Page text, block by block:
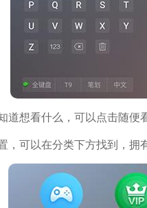
道想看什么，可以点击随便
，可以在分类下方找到，拥